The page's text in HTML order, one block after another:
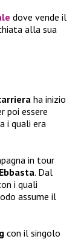
dove vende il
alla sua
ha inizio
poi essere
i quali era
in tour
. Dal
i quali
assume il
con il singolo